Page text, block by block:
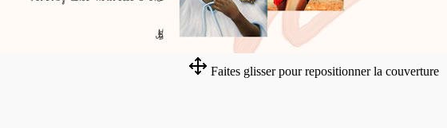
Faites glisser pour repositionner la couverture